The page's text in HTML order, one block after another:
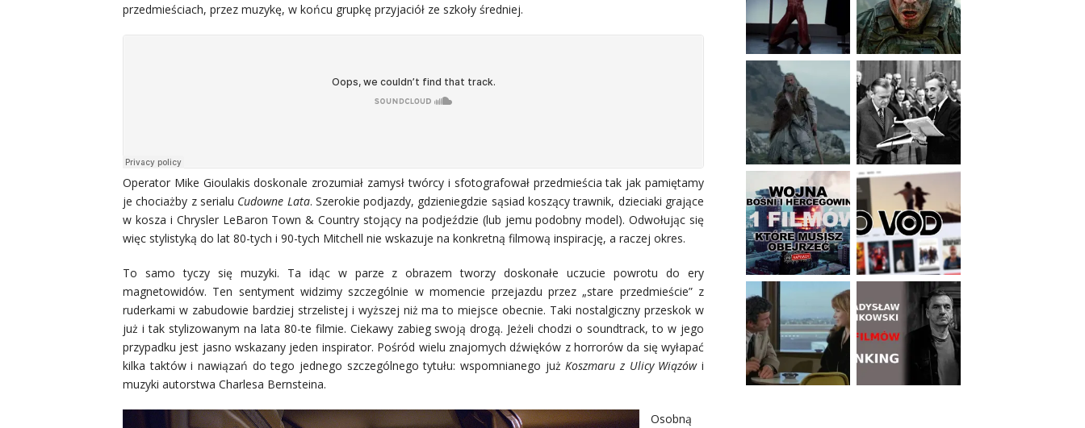
przedmieściach, przez muzykę, w końcu grupkę przyjaciół ze szkoły średniej.
Operator Mike Gioulakis doskonale zrozumiał zamysł twórcy i sfotografował przedmieścia tak jak pamiętamy
je chociażby z serialu Cudowne Lata. Szerokie podjazdy, gdzieniegdzie sąsiad koszący trawnik, dzieciaki grające
w kosza i Chrysler LeBaron Town & Country stojący na podjeździe (lub jemu podobny model). Odwołując się
więc stylistyką do lat 80-tych i 90-tych Mitchell nie wskazuje na konkretną filmową inspirację, a raczej okres.
To samo tyczy się muzyki. Ta idąc w parze z obrazem tworzy doskonałe uczucie powrotu do ery
magnetowidów. Ten sentyment widzimy szczególnie w momencie przejazdu przez „stare przedmieście” z
ruderkami w zabudowie bardziej strzelistej i wyższej niż ma to miejsce obecnie. Taki nostalgiczny przeskok w
już i tak stylizowanym na lata 80-te filmie. Ciekawy zabieg swoją drogą. Jeżeli chodzi o soundtrack, to w jego
przypadku jest jasno wskazany jeden inspirator. Pośród wielu znajomych dźwięków z horrorów da się wyłapać
kilka taktów i nawiązań do tego jednego szczególnego tytułu: wspomnianego już Koszmaru z Ulicy Wiązówi
muzyki autorstwa Charlesa Bernsteina.
Osobną